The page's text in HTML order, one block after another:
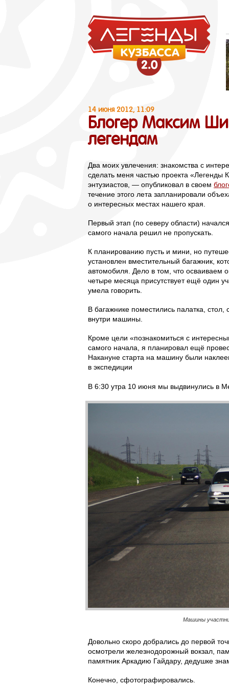
14 июня 2012, 11:09
Блогер Максим
легендам
Два моих увлечения: знакомства с
сделать меня частью проекта «Легенды
энтузиастов, — опубликовал в своем
течение этого лета запланировали
о интересных местах нашего края.
Первый этап (по северу области)
самого начала решил не пропускать.
К планированию пусть и мини, но
установлен вместительный багажник,
автомобиля. Дело в том, что осваиваем
четыре месяца присутствует ещё один
умела говорить.
В багажнике поместились палатка,
внутри машины.
Кроме цели «познакомиться с
самого начала, я планировал ещё
Накануне старта на машину были
в экспедиции
В 6:30 утра 10 июня мы выдвинулись в
Машины
Довольно скоро добрались до первой
осмотрели железнодорожный вокзал,
памятник Аркадию Гайдару, дедушке
Конечно, сфотографировались.